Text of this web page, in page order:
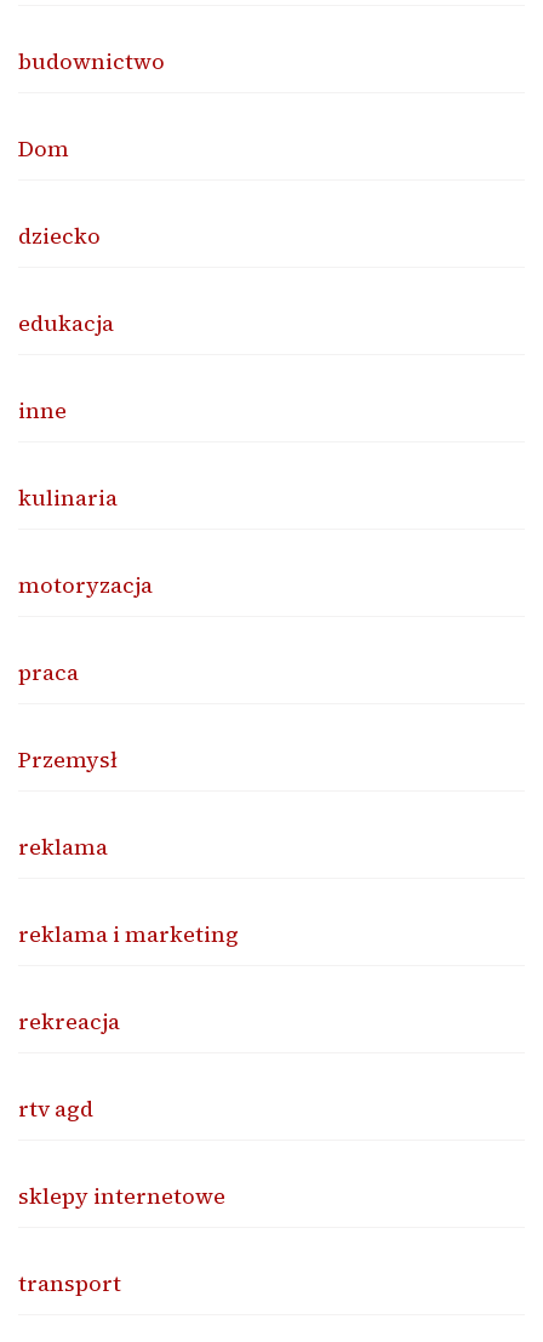
budownictwo
Dom
dziecko
edukacja
inne
kulinaria
motoryzacja
praca
Przemysł
reklama
reklama i marketing
rekreacja
rtv agd
sklepy internetowe
transport